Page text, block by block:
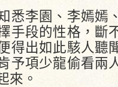
悉李園、李嫣嫣
手段的性格，斷
得出如此駭人聽
予項少龍偷看兩
來。